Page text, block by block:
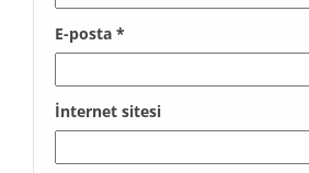
E-posta *
İnternet sitesi